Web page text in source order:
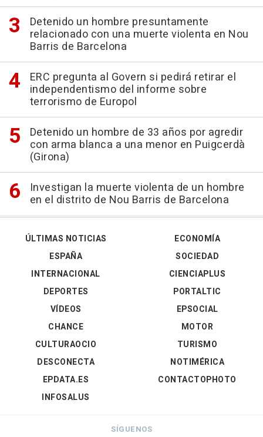
Detenido un hombre presuntamente
relacionado con una muerte violenta en Nou
Barris de Barcelona
ERC pregunta al Govern si pedirá retirar el
independentismo del informe sobre
terrorismo de Europol
Detenido un hombre de 33 años por agredir
con arma blanca a una menor en Puigcerdà
(Girona)
Investigan la muerte violenta de un hombre
en el distrito de Nou Barris de Barcelona
ÚLTIMAS NOTICIAS
ESPAÑA
INTERNACIONAL
DEPORTES
VÍDEOS
ECONOMÍA
SOCIEDAD
CIENCIAPLUS
PORTALTIC
EPSOCIAL
CHANCE
CULTURAOCIO
DESCONECTA
EPDATA.ES
INFOSALUS
MOTOR
TURISMO
NOTIMÉRICA
CONTACTOPHOTO
SÍGUENOS